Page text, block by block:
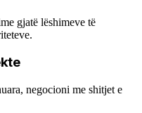
gjatë lëshimeve të
negocioni me shitjet e